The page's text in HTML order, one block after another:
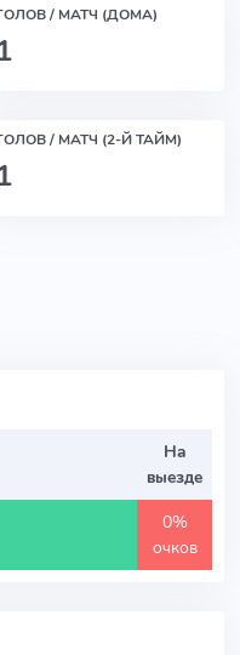
/ МАТЧ (ДОМА)
/ МАТЧ (2-Й ТАЙМ)
На
выезде
0%
очков